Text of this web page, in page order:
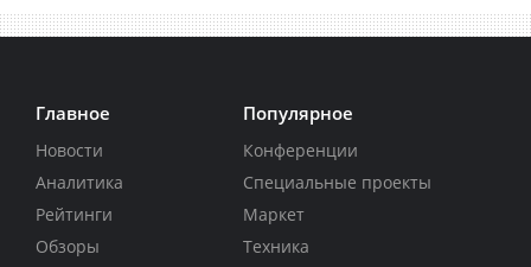
Главное
Новости
Аналитика
Рейтинги
Обзоры
Популярное
Конференции
Специальные проекты
Маркет
Техника